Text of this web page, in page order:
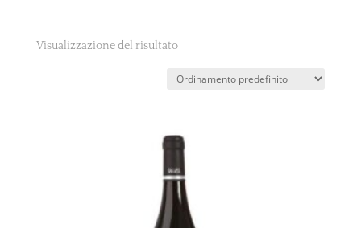
Visualizzazione del risultato